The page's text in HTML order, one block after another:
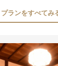
プランをすべてみ